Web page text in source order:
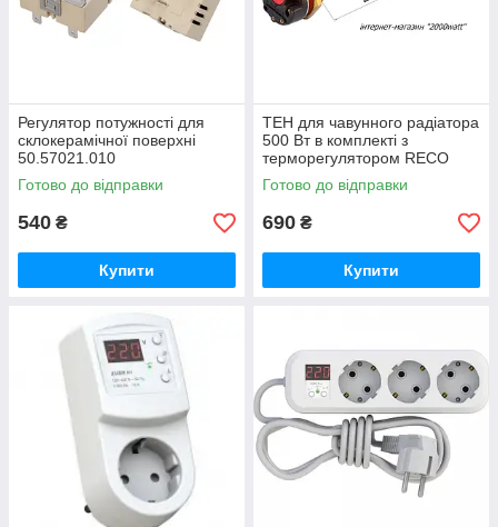
Регулятор потужності для
склокерамічної поверхні
50.57021.010
Готово до відправки
540 ₴
Купити
ТЕН для чавунного радіатора
500 Вт в комплекті з
терморегулятором RECO
Готово до відправки
690 ₴
Купити